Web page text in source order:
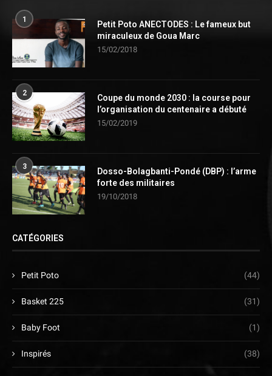
1
Petit Poto ANECTODES : Le fameux but
miraculeux de Goua Marc
15/02/2018
2
Coupe du monde 2030 : la course pour
l’organisation du centenaire a débuté
15/02/2019
3
Dosso-Bolagbanti-Pondé (DBP) : l’arme
forte des militaires
19/10/2018
CATÉGORIES
Petit Poto (44)
Basket 225 (31)
Baby Foot (1)
Inspirés (38)